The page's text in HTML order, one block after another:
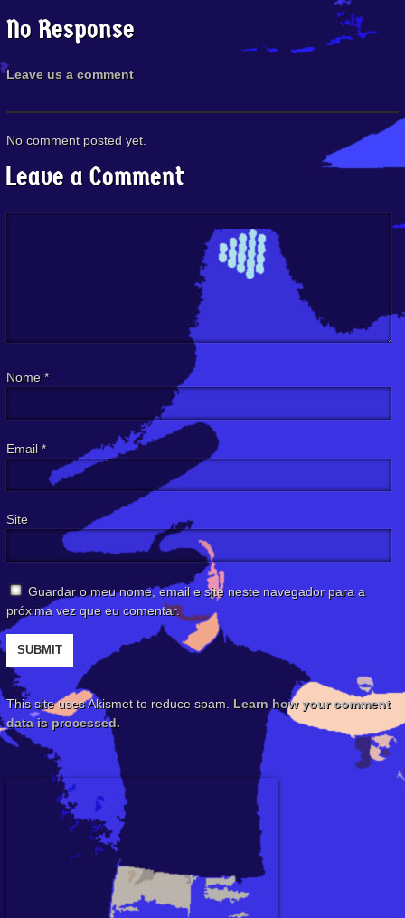
No Response
Leave us a comment
No comment posted yet.
Leave a Comment
Nome *
Email *
Site
Guardar o meu nome, email e site neste navegador para a
próxima vez que eu comentar.
This site uses Akismet to reduce spam. Learn how your comment
data is processed.